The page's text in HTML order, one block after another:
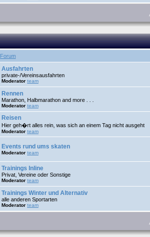
Forum
Ausfahrten
private-/Vereinsausfahrten
Moderator team
Rennen
Marathon, Halbmarathon and more . . .
Moderator team
Reisen
Hier geh�rt alles rein, was sich an einem Tag nicht ausgeht
Moderator team
Events rund ums skaten
Moderator team
Trainings Inline
Privat, Vereine oder Sonstige
Moderator team
Trainings Winter und Alternativ
alle anderen Sportarten
Moderator team